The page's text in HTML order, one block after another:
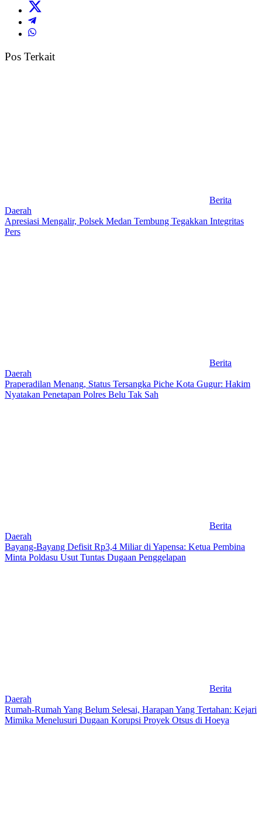
Pos Terkait
Berita
Daerah
Apresiasi Mengalir, Polsek Medan Tembung Tegakkan Integritas
Pers
Berita
Daerah
Praperadilan Menang, Status Tersangka Piche Kota Gugur: Hakim
Nyatakan Penetapan Polres Belu Tak Sah
Berita
Daerah
Bayang-Bayang Defisit Rp3,4 Miliar di Yapensa: Ketua Pembina
Minta Poldasu Usut Tuntas Dugaan Penggelapan
Berita
Daerah
Rumah-Rumah Yang Belum Selesai, Harapan Yang Tertahan: Kejari
Mimika Menelusuri Dugaan Korupsi Proyek Otsus di Hoeya